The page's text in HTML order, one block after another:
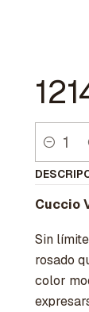
Cantidad
Cuccio
Sin
rosado
color